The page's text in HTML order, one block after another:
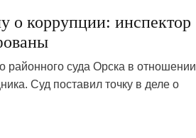
о коррупции: инспектор
районного суда Орска в отношении
Суд поставил точку в деле о